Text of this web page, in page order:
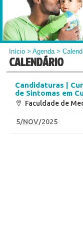
Início >Agenda>
CALENDÁRIO
Candidaturas |
de Sintomas em
Faculdade de
5/NOV/2025